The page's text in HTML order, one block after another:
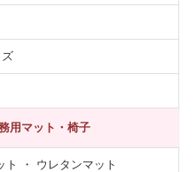
ズ
用マット・椅子
ト ・ ウレタンマット
ップ 7オンス
個入り
330円(税抜)
ARCマウスウォッシ
1,713円